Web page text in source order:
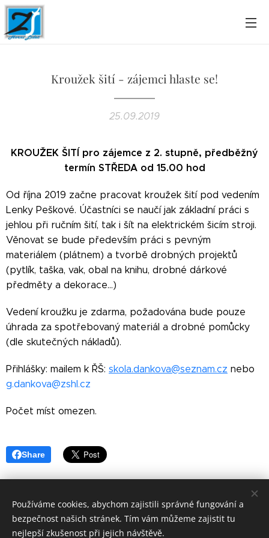
Kroužek šití - zájemci hlaste se!
25.09.2019
KROUŽEK ŠITÍ pro zájemce z 2. stupně, předběžný
termín STŘEDA od 15.00 hod
Od října 2019 začne pracovat kroužek šití pod vedením
Lenky Peškové. Účastníci se naučí jak základní práci s
jehlou při ručním šití, tak i šít na elektrickém šicím stroji.
Věnovat se bude především práci s pevným
materiálem (plátnem) a tvorbě drobných projektů
(pytlík, taška, vak, obal na knihu, drobné dárkové
předměty a dekorace...)
Vedení kroužku je zdarma, požadována bude pouze
úhrada za spotřebovaný materiál a drobné pomůcky
(dle skutečných nákladů).
Přihlášky: mailem k ŘŠ: skola.dankova@seznam.cz nebo
g.dankova@zshl.cz
Počet míst omezen.
Share
© 2016Základní škola Horní Lideč, okres Vsetín.
Používáme cookies, abychom zajistili správné fungování a
bezpečnost našich stránek. Tím vám můžeme zajistit tu
nejlepší zkušenost při jejich návštěvě.